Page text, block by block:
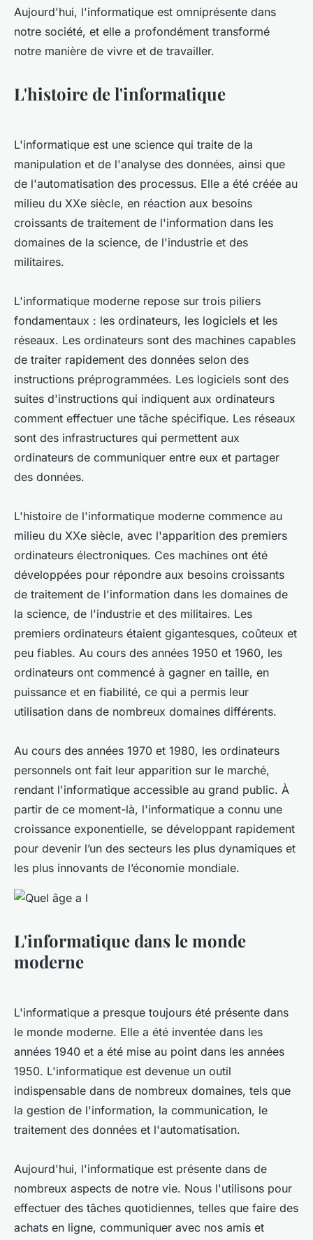
Aujourd'hui, l'informatique est omniprésente dans
notre société, et elle a profondément transformé
notre manière de vivre et de travailler.
L'histoire de l'informatique
L'informatique est une science qui traite de la
manipulation et de l'analyse des données, ainsi que
de l'automatisation des processus. Elle a été créée au
milieu du XXe siècle, en réaction aux besoins
croissants de traitement de l'information dans les
domaines de la science, de l'industrie et des
militaires.
L'informatique moderne repose sur trois piliers
fondamentaux : les ordinateurs, les logiciels et les
réseaux. Les ordinateurs sont des machines capables
de traiter rapidement des données selon des
instructions préprogrammées. Les logiciels sont des
suites d'instructions qui indiquent aux ordinateurs
comment effectuer une tâche spécifique. Les réseaux
sont des infrastructures qui permettent aux
ordinateurs de communiquer entre eux et partager
des données.
L'histoire de l'informatique moderne commence au
milieu du XXe siècle, avec l'apparition des premiers
ordinateurs électroniques. Ces machines ont été
développées pour répondre aux besoins croissants
de traitement de l'information dans les domaines de
la science, de l'industrie et des militaires. Les
premiers ordinateurs étaient gigantesques, coûteux et
peu fiables. Au cours des années 1950 et 1960, les
ordinateurs ont commencé à gagner en taille, en
puissance et en fiabilité, ce qui a permis leur
utilisation dans de nombreux domaines différents.
Au cours des années 1970 et 1980, les ordinateurs
personnels ont fait leur apparition sur le marché,
rendant l'informatique accessible au grand public. À
partir de ce moment-là, l'informatique a connu une
croissance exponentielle, se développant rapidement
pour devenir l’un des secteurs les plus dynamiques et
les plus innovants de l’économie mondiale.
L'informatique dans le monde
moderne
L'informatique a presque toujours été présente dans
le monde moderne. Elle a été inventée dans les
années 1940 et a été mise au point dans les années
1950. L'informatique est devenue un outil
indispensable dans de nombreux domaines, tels que
la gestion de l'information, la communication, le
traitement des données et l'automatisation.
Aujourd'hui, l'informatique est présente dans de
nombreux aspects de notre vie. Nous l'utilisons pour
effectuer des tâches quotidiennes, telles que faire des
achats en ligne, communiquer avec nos amis et